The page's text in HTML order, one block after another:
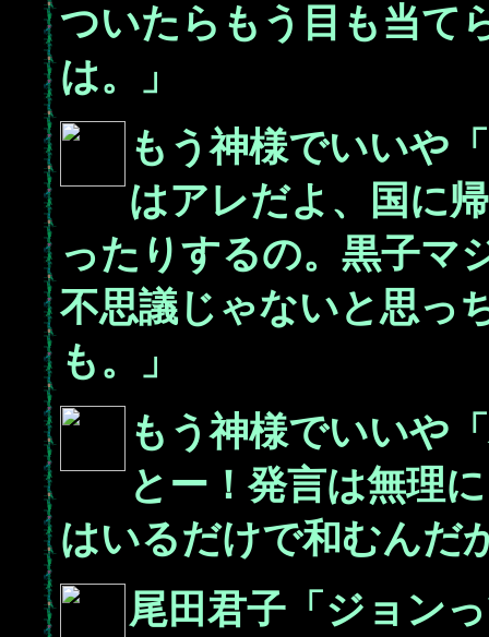
ついたらもう目も当て
は。」
もう神様でいいや
はアレだよ、国に
ったりするの。黒子マ
不思議じゃないと思っ
も。」
もう神様でいいや
とー！発言は無理
はいるだけで和むんだ
尾田君子「ジョン